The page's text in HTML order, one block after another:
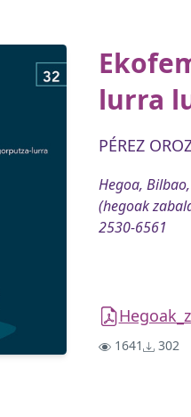
lurra
PÉREZ
Hegoa,
(hegoak
2530-6561
1641 302